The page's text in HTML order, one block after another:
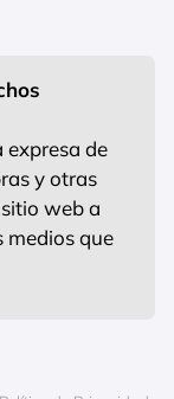
expresa de
y otras
web a
medios que